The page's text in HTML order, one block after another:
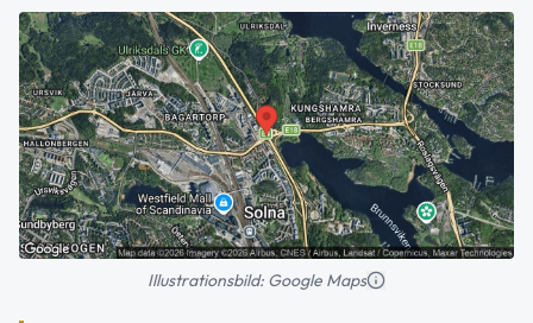
Illustrationsbild: Google Maps